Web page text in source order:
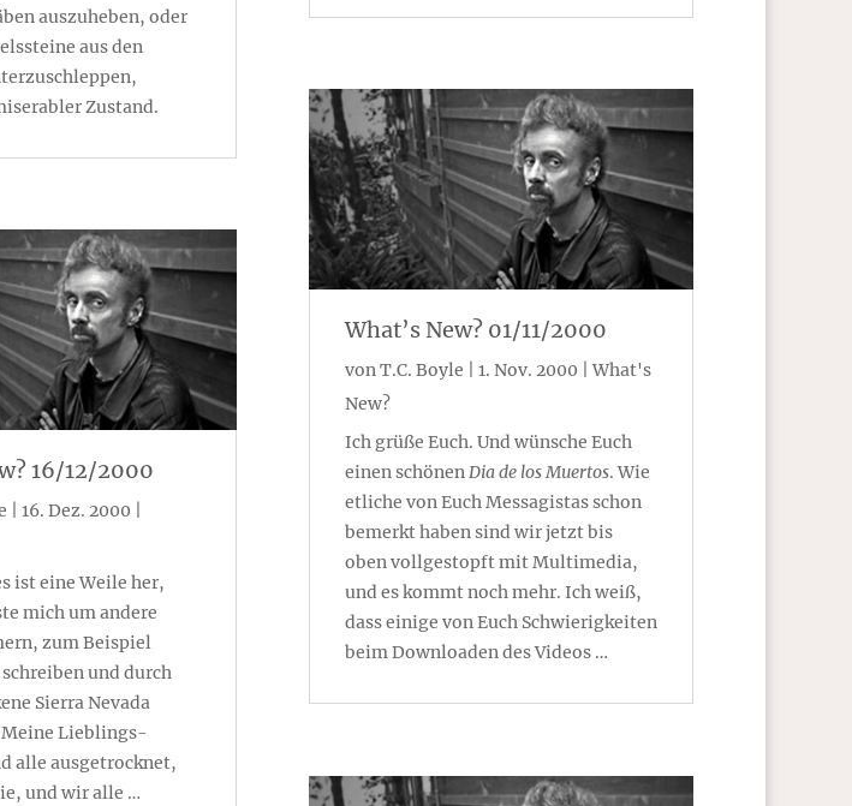
auszuheben, oder
aus den
Zustand.
16/12/2000
16. Dez. 2000
ist eine Weile her,
mich um andere
zum Beispiel
und durch
Sierra Nevada
Lieblings-
alle ausgetrocknet,
und wir alle …
What’s New? 01/11/2000
vonT.C. Boyle 1. Nov. 2000 |What's
New?
Ich grüße Euch. Und wünsche Euch
einen schönenDia de los Muertos. Wie
etliche von Euch Messagistas schon
bemerkt haben sind wir jetzt bis
oben vollgestopft mit Multimedia,
und es kommt noch mehr. Ich weiß,
dass einige von Euch Schwierigkeiten
beim Downloaden des Videos …